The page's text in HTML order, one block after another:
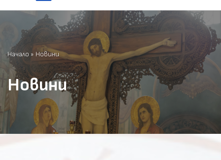
Начало » Новини
Новини